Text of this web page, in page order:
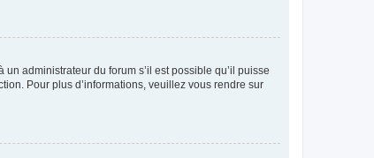
administrateur du forum s’il est possible qu’il puisse
Pour plus d’informations, veuillez vous rendre sur